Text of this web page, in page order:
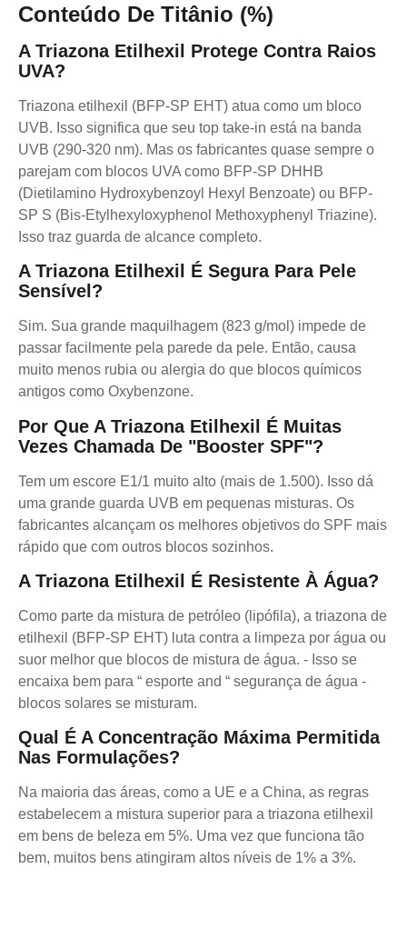
Conteúdo De Titânio (%)
A Triazona Etilhexil Protege Contra Raios
UVA?
Triazona etilhexil (BFP-SP EHT) atua como um bloco
UVB. Isso significa que seu top take-in está na banda
UVB (290-320 nm). Mas os fabricantes quase sempre o
parejam com blocos UVA como BFP-SP DHHB
(Dietilamino Hydroxybenzoyl Hexyl Benzoate) ou BFP-
SP S (Bis-Etylhexyloxyphenol Methoxyphenyl Triazine).
Isso traz guarda de alcance completo.
A Triazona Etilhexil É Segura Para Pele
Sensível?
Sim. Sua grande maquilhagem (823 g/mol) impede de
passar facilmente pela parede da pele. Então, causa
muito menos rubia ou alergia do que blocos químicos
antigos como Oxybenzone.
Por Que A Triazona Etilhexil É Muitas
Vezes Chamada De "Booster SPF"?
Tem um escore E1/1 muito alto (mais de 1.500). Isso dá
uma grande guarda UVB em pequenas misturas. Os
fabricantes alcançam os melhores objetivos do SPF mais
rápido que com outros blocos sozinhos.
A Triazona Etilhexil É Resistente À Água?
Como parte da mistura de petróleo (lipófila), a triazona de
etilhexil (BFP-SP EHT) luta contra a limpeza por água ou
suor melhor que blocos de mistura de água. - Isso se
encaixa bem para “ esporte and “ segurança de água -
blocos solares se misturam.
Qual É A Concentração Máxima Permitida
Nas Formulações?
Na maioria das áreas, como a UE e a China, as regras
estabelecem a mistura superior para a triazona etilhexil
em bens de beleza em 5%. Uma vez que funciona tão
bem, muitos bens atingiram altos níveis de 1% a 3%.